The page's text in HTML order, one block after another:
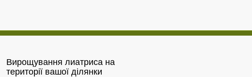
Вирощування лиатриса на
території вашої ділянки